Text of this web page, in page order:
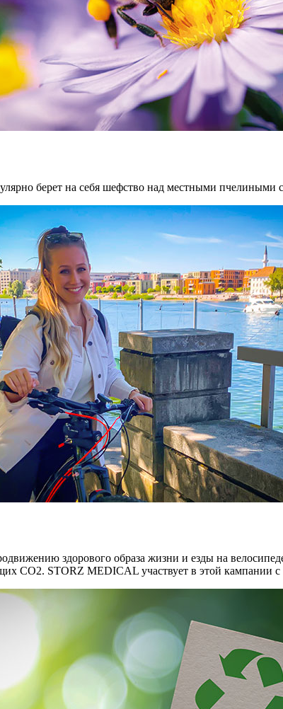
берет на себя шефство над местными пчелиными
здорового образа жизни и езды на
CO2. STORZ MEDICAL участвует в этой кампании с